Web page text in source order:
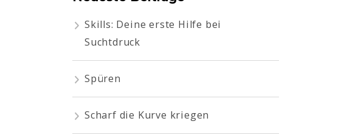
Skills: Deine erste Hilfe bei
Suchtdruck
Spüren
Scharf die Kurve kriegen